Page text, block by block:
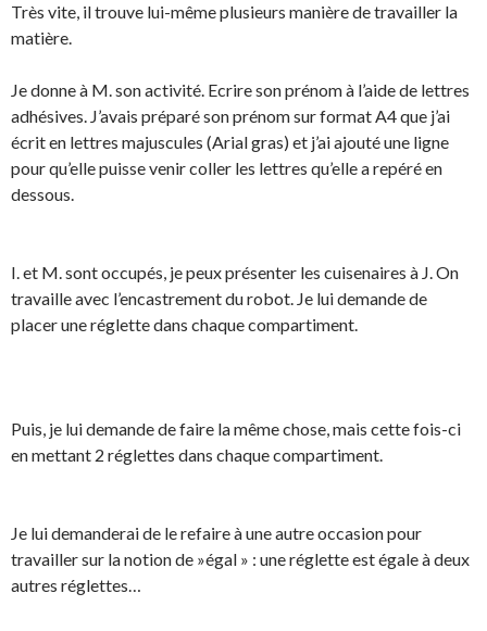
Très vite, il trouve lui-même plusieurs manière de travailler la
matière.
Je donne à M. son activité. Ecrire son prénom à l’aide de lettres
adhésives. J’avais préparé son prénom sur format A4 que j’ai
écrit en lettres majuscules (Arial gras) et j’ai ajouté une ligne
pour qu’elle puisse venir coller les lettres qu’elle a repéré en
dessous.
I. et M. sont occupés, je peux présenter les cuisenaires à J. On
travaille avec l’encastrement du robot. Je lui demande de
placer une réglette dans chaque compartiment.
Puis, je lui demande de faire la même chose, mais cette fois-ci
en mettant 2 réglettes dans chaque compartiment.
Je lui demanderai de le refaire à une autre occasion pour
travailler sur la notion de »égal » : une réglette est égale à deux
autres réglettes…